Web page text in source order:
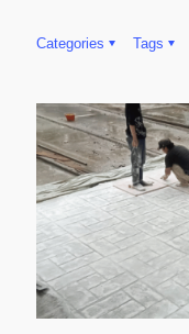
Categories Tags